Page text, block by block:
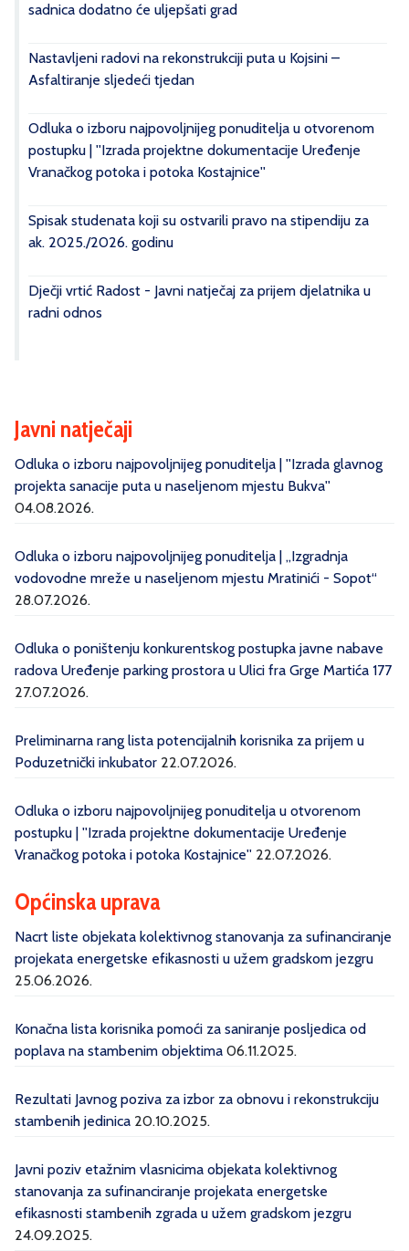
sadnica dodatno će uljepšati grad
Nastavljeni radovi na rekonstrukciji puta u Kojsini –
Asfaltiranje sljedeći tjedan
Odluka o izboru najpovoljnijeg ponuditelja u otvorenom
postupku | ''Izrada projektne dokumentacije Uređenje
Vranačkog potoka i potoka Kostajnice''
Spisak studenata koji su ostvarili pravo na stipendiju za
ak. 2025./2026. godinu
Dječji vrtić Radost - Javni natječaj za prijem djelatnika u
radni odnos
Javni natječaji
Odluka o izboru najpovoljnijeg ponuditelja | ''Izrada glavnog
projekta sanacije puta u naseljenom mjestu Bukva''
04.08.2026.
Odluka o izboru najpovoljnijeg ponuditelja | „Izgradnja
vodovodne mreže u naseljenom mjestu Mratinići - Sopot“
28.07.2026.
Odluka o poništenju konkurentskog postupka javne nabave
radova Uređenje parking prostora u Ulici fra Grge Martića 177
27.07.2026.
Preliminarna rang lista potencijalnih korisnika za prijem u
Poduzetnički inkubator 22.07.2026.
Odluka o izboru najpovoljnijeg ponuditelja u otvorenom
postupku | ''Izrada projektne dokumentacije Uređenje
Vranačkog potoka i potoka Kostajnice'' 22.07.2026.
Općinska uprava
Nacrt liste objekata kolektivnog stanovanja za sufinanciranje
projekata energetske efikasnosti u užem gradskom jezgru
25.06.2026.
Konačna lista korisnika pomoći za saniranje posljedica od
poplava na stambenim objektima 06.11.2025.
Rezultati Javnog poziva za izbor za obnovu i rekonstrukciju
stambenih jedinica 20.10.2025.
Javni poziv etažnim vlasnicima objekata kolektivnog
stanovanja za sufinanciranje projekata energetske
efikasnosti stambenih zgrada u užem gradskom jezgru
24.09.2025.